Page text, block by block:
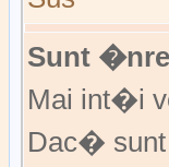
Sunt
Mai int�i
Dac�